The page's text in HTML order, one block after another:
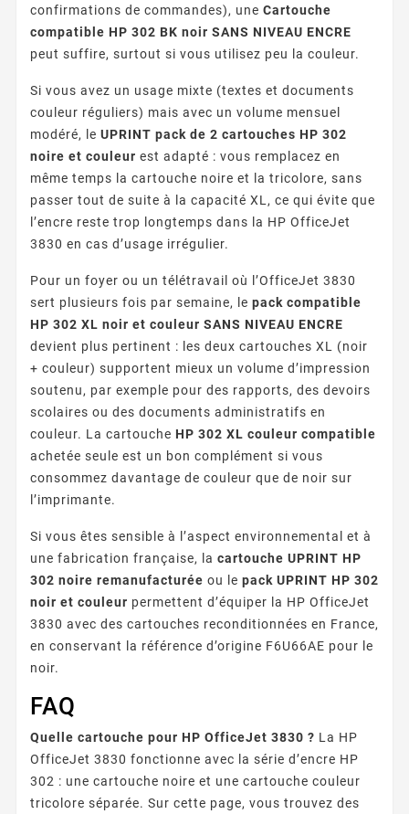
confirmations de commandes), une Cartouche
compatible HP 302 BK noir SANS NIVEAU ENCRE
peut suffire, surtout si vous utilisez peu la couleur.
Si vous avez un usage mixte (textes et documents
couleur réguliers) mais avec un volume mensuel
modéré, le UPRINT pack de 2 cartouches HP 302
noire et couleur est adapté : vous remplacez en
même temps la cartouche noire et la tricolore, sans
passer tout de suite à la capacité XL, ce qui évite que
l’encre reste trop longtemps dans la HP OfficeJet
3830 en cas d’usage irrégulier.
Pour un foyer ou un télétravail où l’OfficeJet 3830
sert plusieurs fois par semaine, le pack compatible
HP 302 XL noir et couleur SANS NIVEAU ENCRE
devient plus pertinent : les deux cartouches XL (noir
+ couleur) supportent mieux un volume d’impression
soutenu, par exemple pour des rapports, des devoirs
scolaires ou des documents administratifs en
couleur. La cartouche HP 302 XL couleur compatible
achetée seule est un bon complément si vous
consommez davantage de couleur que de noir sur
l’imprimante.
Si vous êtes sensible à l’aspect environnemental et à
une fabrication française, la cartouche UPRINT HP
302 noire remanufacturée ou le pack UPRINT HP 302
noir et couleur permettent d’équiper la HP OfficeJet
3830 avec des cartouches reconditionnées en France,
en conservant la référence d’origine F6U66AE pour le
noir.
FAQ
Quelle cartouche pour HP OfficeJet 3830 ? La HP
OfficeJet 3830 fonctionne avec la série d’encre HP
302 : une cartouche noire et une cartouche couleur
tricolore séparée. Sur cette page, vous trouvez des